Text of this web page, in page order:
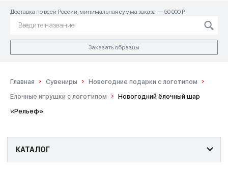
Доставка по всей России, минимальная сумма заказа — 50 000 ₽
Заказать образцы
Главная Сувениры
Новогодние подарки с логотипом
Елочные игрушки с логотипом
Новогодний ёлочный шар
«Рельеф»
КАТАЛОГ